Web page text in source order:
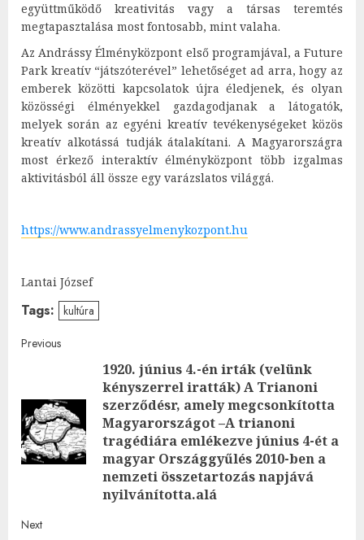
együttműködő kreativitás vagy a társas teremtés
megtapasztalása most fontosabb, mint valaha.
Az Andrássy Élményközpont első programjával, a Future
Park kreatív “játszóterével” lehetőséget ad arra, hogy az
emberek közötti kapcsolatok újra éledjenek, és olyan
közösségi élményekkel gazdagodjanak a látogatók,
melyek során az egyéni kreatív tevékenységeket közös
kreatív alkotássá tudják átalakítani. A Magyarországra
most érkező interaktív élményközpont több izgalmas
aktivitásból áll össze egy varázslatos világgá.
https://www.andrassyelmenykozpont.hu
Lantai József
Tags: kultúra
Post
navigation
Previous
1920. június 4.-én irták (velünk
kényszerrel iratták) A Trianoni
szerződésr, amely megcsonkította
Magyarországot –A trianoni
tragédiára emlékezve június 4-ét a
magyar Országgyűlés 2010-ben a
nemzeti összetartozás napjává
nyilvánította.alá
Next